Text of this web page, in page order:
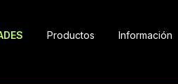
Productos Información